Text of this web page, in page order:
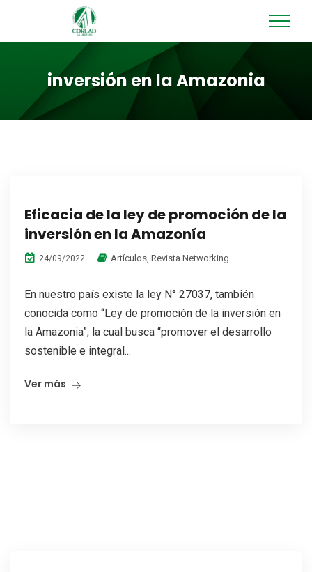
inversión en la Amazonia
Eficacia de la ley de promoción de la
inversión en la Amazonía
24/09/2022 Artículos Revista Networking
En nuestro país existe la ley N° 27037, también
conocida como “Ley de promoción de la inversión en
la Amazonia”, la cual busca “promover el desarrollo
sostenible e integral...
Ver más